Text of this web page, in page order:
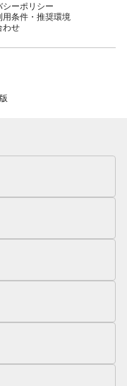
シーポリシー
用条件・推奨環境
わせ